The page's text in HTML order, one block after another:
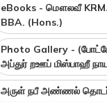
eBooks - மௌலவீ
BBA. (Hons.)
Photo Gallery -
அப்துர் றஊப் மிஸ்பாஹீ
அருள் நபீ அண்ணல்